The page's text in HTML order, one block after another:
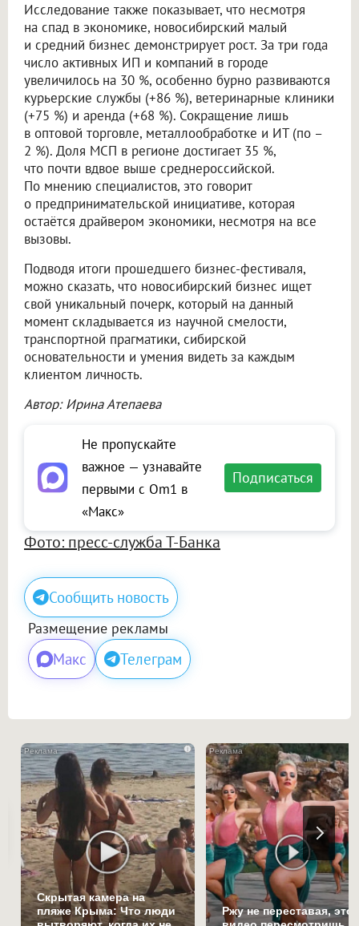
Исследование также показывает, что несмотря
на спад в экономике, новосибирский малый
и средний бизнес демонстрирует рост. За три года
число активных ИП и компаний в городе
увеличилось на 30 %, особенно бурно развиваются
курьерские службы (+86 %), ветеринарные клиники
(+75 %) и аренда (+68 %). Сокращение лишь
в оптовой торговле, металлообработке и ИТ (по –
2 %). Доля МСП в регионе достигает 35 %,
что почти вдвое выше среднероссийской.
По мнению специалистов, это говорит
о предпринимательской инициативе, которая
остаётся драйвером экономики, несмотря на все
вызовы.
Подводя итоги прошедшего бизнес-фестиваля,
можно сказать, что новосибирский бизнес ищет
свой уникальный почерк, который на данный
момент складывается из научной смелости,
транспортной прагматики, сибирской
основательности и умения видеть за каждым
клиентом личность.
Автор: Ирина Атепаева
Не пропускайте
важное — узнавайте
первыми с Om1 в
«Макс»
Подписаться
Фото: пресс-служба Т-Банка
Сообщить новость
Размещение рекламы
Макс Телеграм
i
Скрытая камера на
пляже Крыма: Что люди
Ржу не переставая, это